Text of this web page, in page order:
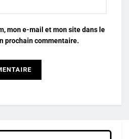
mon e-mail et mon site dans le
prochain commentaire.